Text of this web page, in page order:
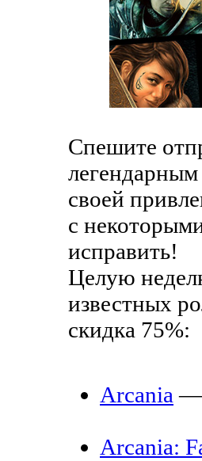
Спешите
своей
с
исправить!
Целую
известных
скидка 75%:
Arcania
Arcania: